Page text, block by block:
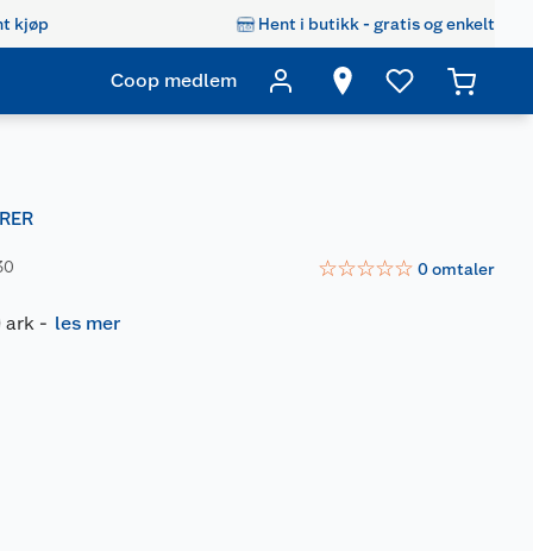
kjøp Hent i butikk - gratis og enkelt
Coop medlem
☆☆☆☆☆ 0omtaler
ark - les mer